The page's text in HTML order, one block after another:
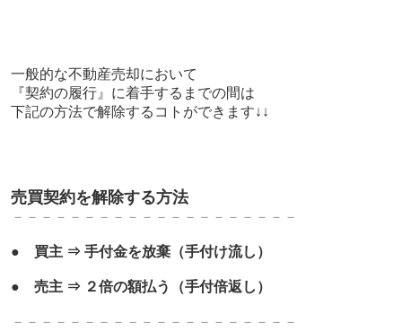
一般的な不動産売却において
『契約の履行』に着手するまでの間は
下記の方法で解除するコトができます↓↓
売買契約を解除する方法
－－－－－－－－－－－－－－－－－－－－
● 買主 ⇒ 手付金を放棄（手付け流し）
● 売主 ⇒ ２倍の額払う（手付倍返し）
－－－－－－－－－－－－－－－－－－－－